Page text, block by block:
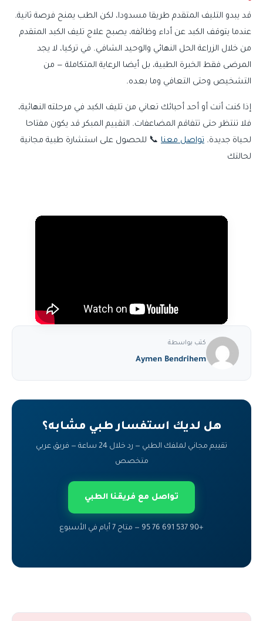
قد يبدو التليف المتقدم طريقا مسدودا، لكن الطب يمنح فرصة ثانية.
عندما يتوقف الكبد عن أداء وظائفه، يصبح علاج تليف الكبد المتقدم
من خلال الزراعة الحل النهائي والوحيد الشافي. في تركيا، لا يجد
المرضى فقط الخبرة الطبية، بل أيضا الرعاية المتكاملة — من
التشخيص وحتى التعافي وما بعده.
إذا كنت أنت أو أحد أحبائك تعاني من تليف الكبد في مرحلته النهائية،
فلا تنتظر حتى تتفاقم المضاعفات. التقييم المبكر قد يكون مفتاحا
لحياة جديدة. تواصل معنا 📞 للحصول على استشارة طبية مجانية
لحالتك
كتب بواسطة
Aymen Bendrihem
هل لديك استفسار طبي مشابه؟
تقييم مجاني لملفك الطبي — رد خلال 24 ساعة — فريق عربي
متخصص
تواصل مع فريقنا الطبي
+90 537 691 76 95 — متاح 7 أيام في الأسبوع